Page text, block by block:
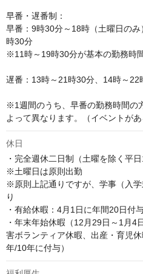
早番・遅番制：
早番：9時30分～18時（土曜日の
時30分
※11時～19時30分が基本の勤務時間
遅番：13時～21時30分、14時～22
※1週間のうち、早番の勤務時間の
よって異なります。（イベントが
休日
・完全週休二日制（土曜を除く平
※土曜日は原則出勤
※原則上記通りですが、学事（入
り
・有給休暇：4月1日に年間20日付
・年末年始休暇（12月29日～1月4
害ボランティア休暇、出産・育児
年/10年に付与）